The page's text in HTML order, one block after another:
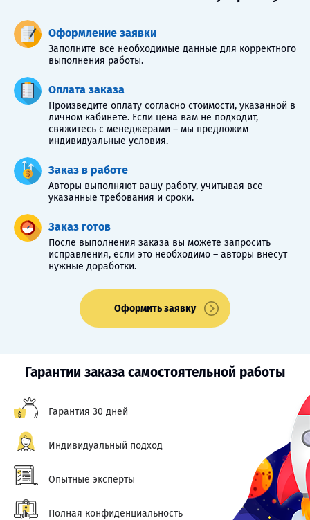
Оформление заявки
Заполните все необходимые данные для корректного
выполнения работы.
Оплата заказа
Произведите оплату согласно стоимости, указанной в
личном кабинете. Если цена вам не подходит,
свяжитесь с менеджерами – мы предложим
индивидуальные условия.
Заказ в работе
Авторы выполняют вашу работу, учитывая все
указанные требования и сроки.
Заказ готов
После выполнения заказа вы можете запросить
исправления, если это необходимо – авторы внесут
нужные доработки.
Оформить заявку
Гарантии заказа самостоятельной работы
Гарантия 30 дней
Индивидуальный подход
Опытные эксперты
Полная конфиденциальность